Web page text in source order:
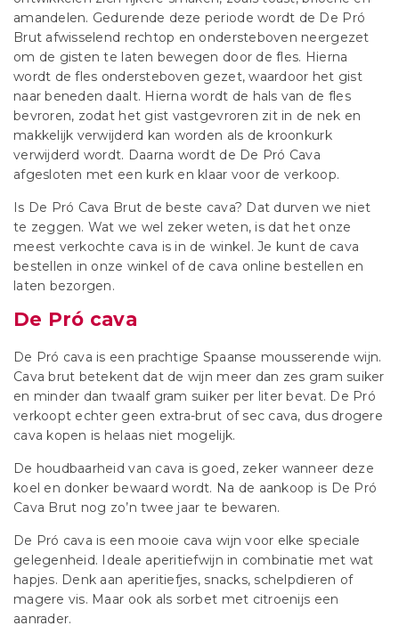
amandelen. Gedurende deze periode wordt de De Pró
Brut afwisselend rechtop en ondersteboven neergezet
om de gisten te laten bewegen door de fles. Hierna
wordt de fles ondersteboven gezet, waardoor het gist
naar beneden daalt. Hierna wordt de hals van de fles
bevroren, zodat het gist vastgevroren zit in de nek en
makkelijk verwijderd kan worden als de kroonkurk
verwijderd wordt. Daarna wordt de De Pró Cava
afgesloten met een kurk en klaar voor de verkoop.
Is De Pró Cava Brut de beste cava? Dat durven we niet
te zeggen. Wat we wel zeker weten, is dat het onze
meest verkochte cava is in de winkel. Je kunt de cava
bestellen in onze winkel of de cava online bestellen en
laten bezorgen.
De Pró cava
De Pró cava is een prachtige Spaanse mousserende wijn.
Cava brut betekent dat de wijn meer dan zes gram suiker
en minder dan twaalf gram suiker per liter bevat. De Pró
verkoopt echter geen extra-brut of sec cava, dus drogere
cava kopen is helaas niet mogelijk.
De houdbaarheid van cava is goed, zeker wanneer deze
koel en donker bewaard wordt. Na de aankoop is De Pró
Cava Brut nog zo’n twee jaar te bewaren.
De Pró cava is een mooie cava wijn voor elke speciale
gelegenheid. Ideale aperitiefwijn in combinatie met wat
hapjes. Denk aan aperitiefjes, snacks, schelpdieren of
magere vis. Maar ook als sorbet met citroenijs een
aanrader.